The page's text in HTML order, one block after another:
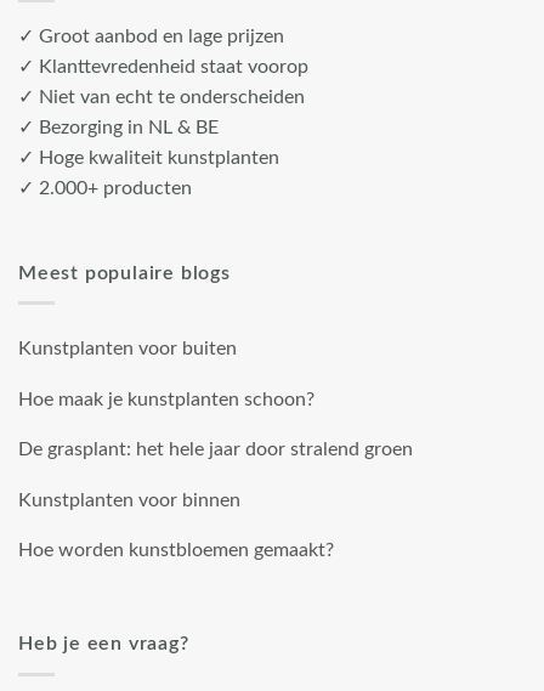
✓ Groot aanbod en lage prijzen
✓ Klanttevredenheid staat voorop
✓ Niet van echt te onderscheiden
✓ Bezorging in NL & BE
✓ Hoge kwaliteit kunstplanten
✓ 2.000+ producten
Meest populaire blogs
Kunstplanten voor buiten
Hoe maak je kunstplanten schoon?
De grasplant: het hele jaar door stralend groen
Kunstplanten voor binnen
Hoe worden kunstbloemen gemaakt?
Heb je een vraag?